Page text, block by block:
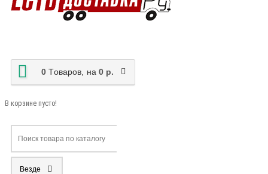
0 Tоваров, на 0 р.
В корзине пусто!
Везде